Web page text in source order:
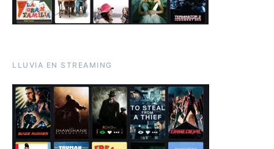
LLUVIA EN STREAMING